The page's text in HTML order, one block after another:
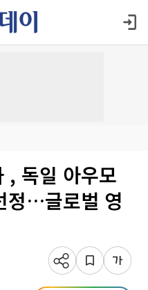
, 독일 아우모
정…글로벌 영